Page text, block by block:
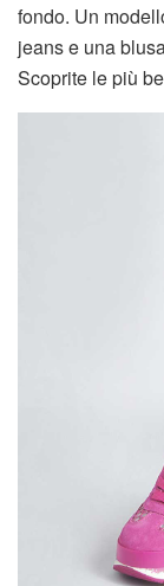
fondo. Un
jeans e una
Scoprite le più